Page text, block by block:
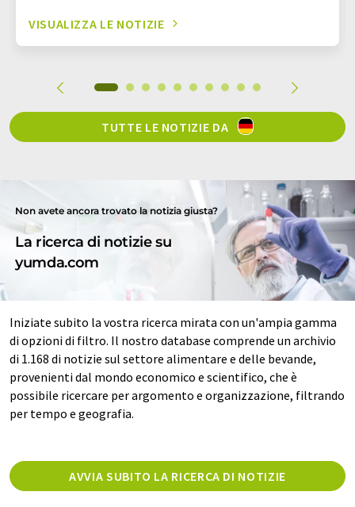
VISUALIZZA LE NOTIZIE
TUTTE LE NOTIZIE DA
Non avete ancora trovato la notizia giusta?
La ricerca di notizie su
yumda.com
Iniziate subito la vostra ricerca mirata con un'ampia gamma
di opzioni di filtro. Il nostro database comprende un archivio
di 1.168 di notizie sul settore alimentare e delle bevande,
provenienti dal mondo economico e scientifico, che è
possibile ricercare per argomento e organizzazione, filtrando
per tempo e geografia.
AVVIA SUBITO LA RICERCA DI NOTIZIE